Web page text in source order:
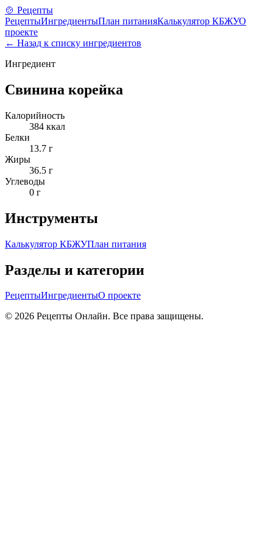
🍲 Рецепты
РецептыИнгредиентыПлан питанияКалькулятор КБЖУО
проекте
← Назад к списку ингредиентов
Ингредиент
Свинина корейка
Калорийность
384 ккал
Белки
13.7 г
Жиры
36.5 г
Углеводы
0 г
Инструменты
Калькулятор КБЖУПлан питания
Разделы и категории
РецептыИнгредиентыО проекте
© 2026 Рецепты Онлайн. Все права защищены.